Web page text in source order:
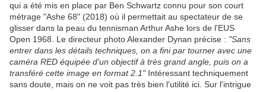
qui a été mis en place par Ben Schwartz connu pour son court
métrage "Ashe 68" (2018) où il permettait au spectateur de se
glisser dans la peau du tennisman Arthur Ashe lors de l'EUS
Open 1968. Le directeur photo Alexander Dynan précise : "Sans
entrer dans les détails techniques, on a fini par tourner avec une
caméra RED équipée d'un objectif à très grand angle, puis on a
transféré cette image en format 2.1"Intéressant techniquement
sans doute, mais on ne voit pas très bien l'utilité ici. Sur l'intrigue